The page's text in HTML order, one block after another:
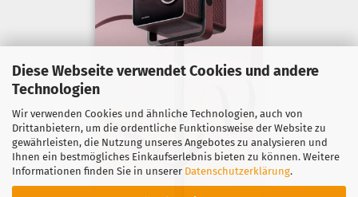
Diese Webseite verwendet Cookies und andere
Technologien
Wir verwenden Cookies und ähnliche Technologien, auch von
Drittanbietern, um die ordentliche Funktionsweise der Website zu
gewährleisten, die Nutzung unseres Angebotes zu analysieren und
Ihnen ein bestmögliches Einkaufserlebnis bieten zu können. Weitere
Informationen finden Sie in unserer Datenschutzerklärung.